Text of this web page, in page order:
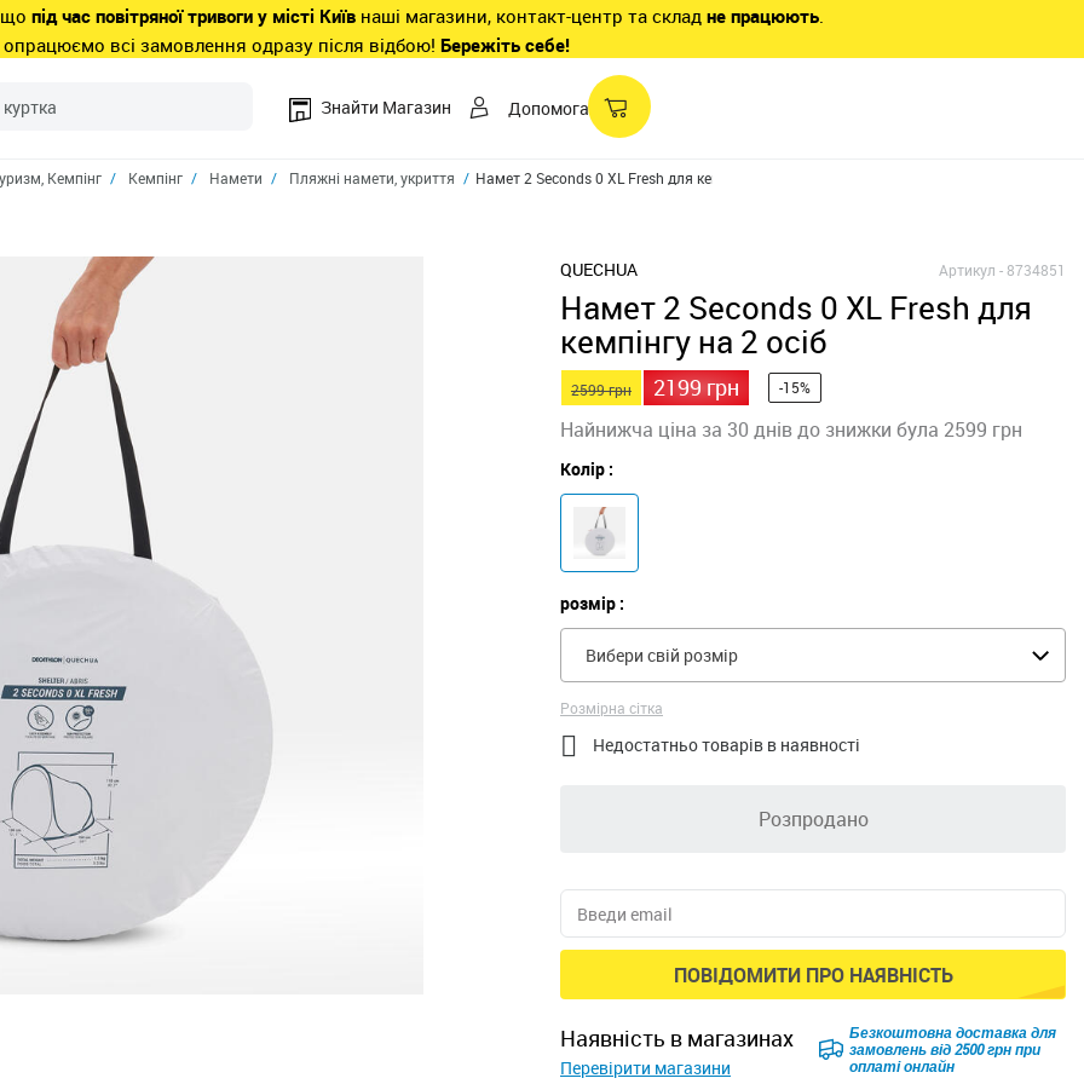
що під час повітряної тривоги у місті Київ наші магазини, контакт-центр та склад не працюють.
всі замовлення одразу після відбою! Бережіть себе!
Знайти Магазин Допомога
Кемпiнг Кемпінг Намети Пляжні намети, укриття Намет 2 Seconds 0 XL Fresh для кемпінгу на 2 осіб
QUECHUA Артикул -8734851
Намет 2 Seconds 0 XL Fresh для
кемпінгу на 2 осіб
2599 грн 2199 грн -15%
Найнижча ціна за 30 днів до знижки була 2599 грн
Колір :
розмір :
Вибери свій розмір
Розмірна сітка
 Недостатньо товарів в наявності
Розпродано
ПОВІДОМИТИ ПРО НАЯВНІСТЬ
наявність в магазинах
Перевірити магазини
Безкоштовна доставка для
замовлень від 2500 грн при
оплаті онлайн